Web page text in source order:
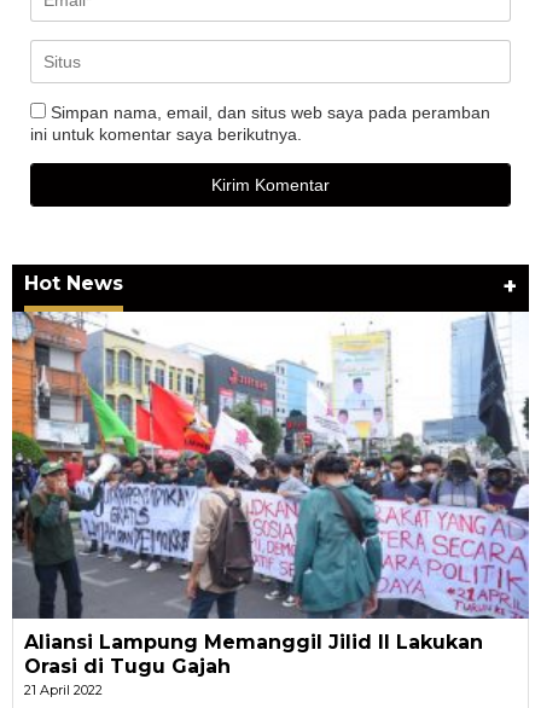
Simpan nama, email, dan situs web saya pada peramban
ini untuk komentar saya berikutnya.
Hot News +
Aliansi Lampung Memanggil Jilid II Lakukan
Orasi di Tugu Gajah
21 April 2022